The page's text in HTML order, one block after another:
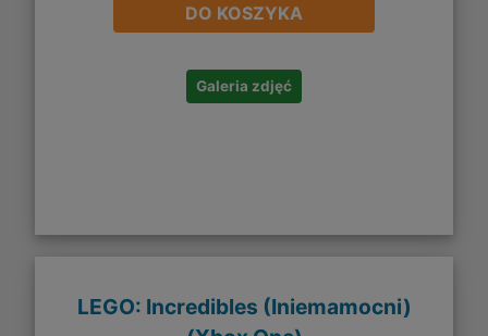
DO KOSZYKA
Galeria zdjęć
LEGO: Incredibles (Iniemamocni)